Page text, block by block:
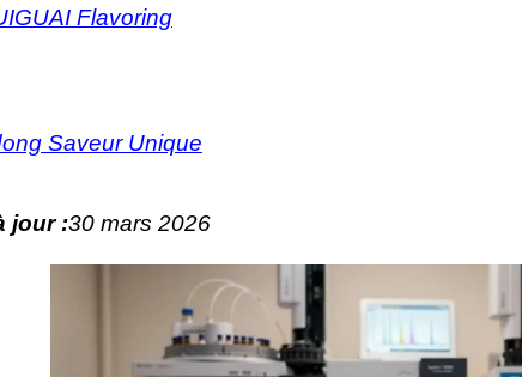
Flavoring
Saveur Unique
jour :30 mars 2026